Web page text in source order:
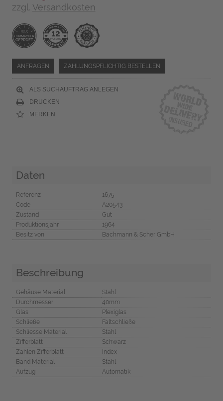
zzgl. Versandkosten
ANFRAGEN ZAHLUNGSPFLICHTIG BESTELLEN
ALS SUCHAUFTRAG ANLEGEN
DRUCKEN
MERKEN
Daten
Referenz
1675
Code
A20543
Zustand
Gut
Produktionsjahr
1964
Besitz von
Bachmann & Scher GmbH
Beschreibung
Gehäuse Material
Stahl
Durchmesser
40mm
Glas
Plexiglas
Schließe
Faltschließe
Schliesse Material
Stahl
Zifferblatt
Schwarz
Zahlen Zifferblatt
Index
Band Material
Stahl
Aufzug
Automatik